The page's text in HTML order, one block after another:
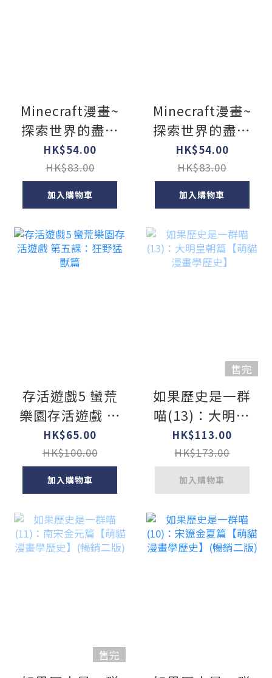
Minecraft漫畫~
探索世界的盡頭
~ 9
HK$54.00
HK$83.00
加入購物車
Minecraft漫畫~
探索世界的盡頭
~ 8
HK$54.00
HK$83.00
加入購物車
存活遊戲5 蠻荒
樂園存活遊戲 第
五課：狂野猛獸
篇
HK$65.00
HK$100.00
加入購物車
售完
如果歷史是一群
喵(13)：大明皇
朝篇【萌貓漫畫
學歷史】
HK$113.00
HK$173.00
加入購物車
售完